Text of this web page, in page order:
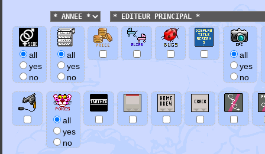
all
yes
no
all
yes
no
all
yes
no
all
yes
no